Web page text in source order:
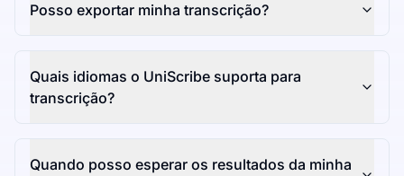
Posso exportar minha transcrição?
Quais idiomas o UniScribe suporta para
transcrição?
Quando posso esperar os resultados da minha